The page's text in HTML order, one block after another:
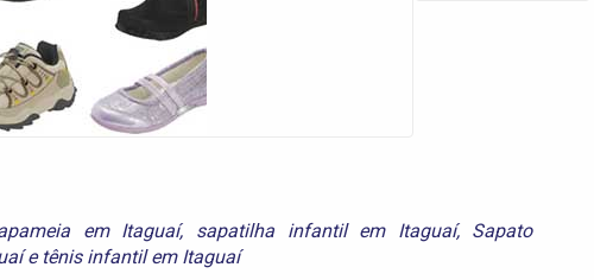
em Itaguaí, sapatilha infantil em Itaguaí, Sapato
e tênis infantil em Itaguaí